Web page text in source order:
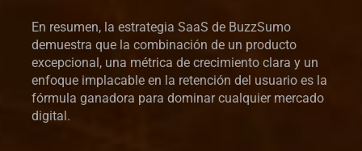
En resumen, la estrategia SaaS de BuzzSumo
demuestra que la combinación de un producto
excepcional, una métrica de crecimiento clara y un
enfoque implacable en la retención del usuario es la
fórmula ganadora para dominar cualquier mercado
digital.